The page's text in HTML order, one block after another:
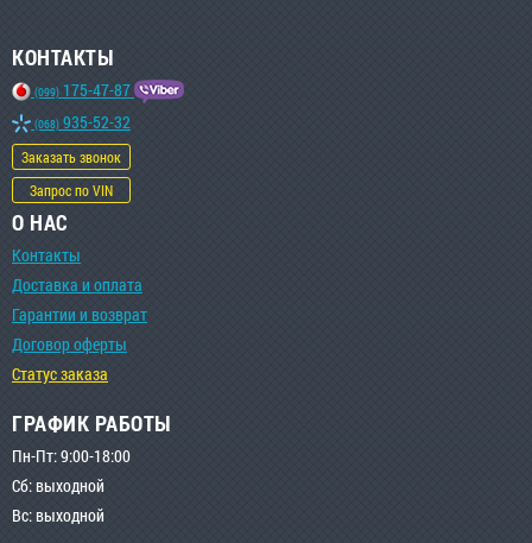
КОНТАКТЫ
(099) 175-47-87
(068) 935-52-32
Заказать звонок
Запрос по VIN
О НАС
Контакты
Доставка и оплата
Гарантии и возврат
Договор оферты
Статус заказа
ГРАФИК РАБОТЫ
Пн-Пт: 9:00-18:00
Сб: выходной
Вс: выходной